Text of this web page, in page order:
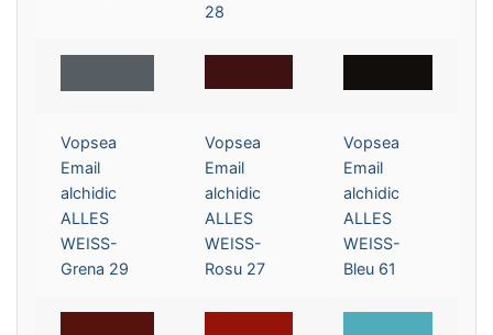
28
Vopsea
Email
alchidic
ALLES
WEISS-
Grena 29
Vopsea
Email
alchidic
ALLES
WEISS-
Rosu 27
Vopsea
Email
alchidic
ALLES
WEISS-
Bleu 61